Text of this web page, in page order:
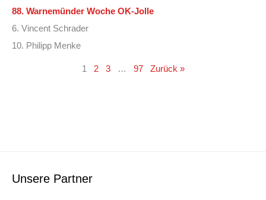
88. Warnemünder Woche OK-Jolle
6. Vincent Schrader
10. Philipp Menke
1 2 3 … 97 Zurück »
Unsere Partner